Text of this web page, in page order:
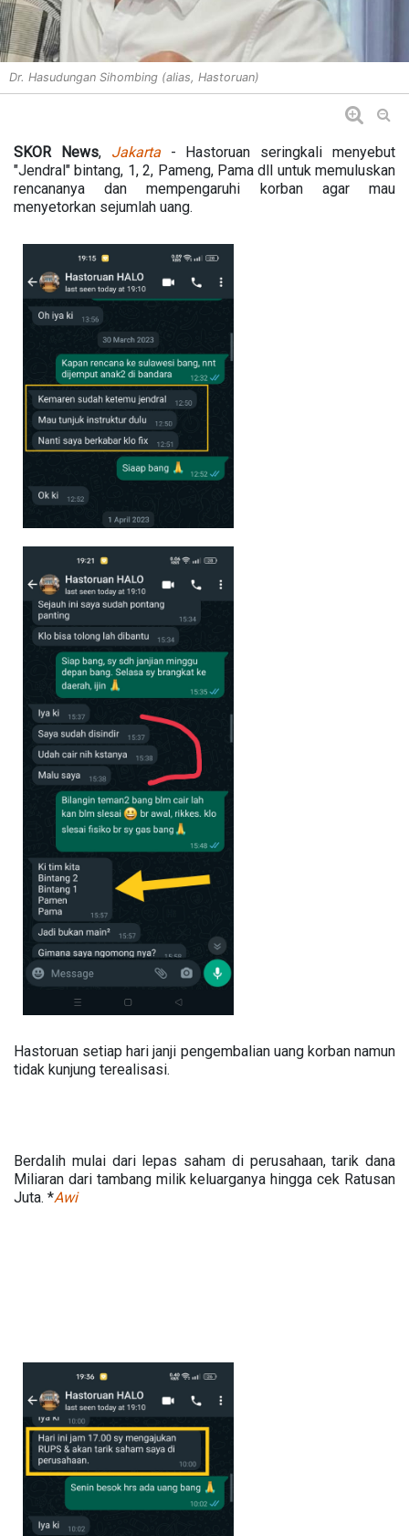
Dr. Hasudungan Sihombing (alias, Hastoruan)
SKOR News, Jakarta- Hastoruan seringkali menyebut
"Jendral" bintang, 1, 2, Pameng, Pama dll untuk memuluskan
rencananya dan mempengaruhi korban agar mau
menyetorkan sejumlah uang.
Hastoruan setiap hari janji pengembalian uang korban namun
tidak kunjung terealisasi.
Berdalih mulai dari lepas saham di perusahaan, tarik dana
Miliaran dari tambang milik keluarganya hingga cek Ratusan
Juta. *Awi